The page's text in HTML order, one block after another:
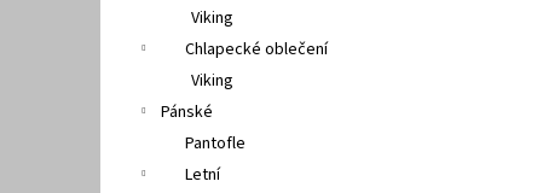
Viking
Chlapecké oblečení
Viking
Pánské
Pantofle
Letní